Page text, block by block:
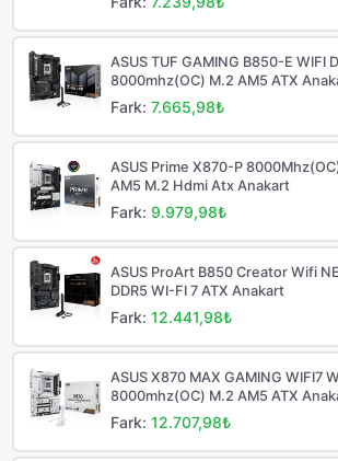
ASUS TUF GAMING B850-E WIFI
8000mhz(OC) M.2 AM5 ATX
Fark:7.665,98₺
ASUS Prime X870-P
AM5 M.2 Hdmi Atx Anakart
Fark: 9.979,98₺
ASUS ProArt B850 Creator Wifi
DDR5 WI-FI 7 ATX Anakart
Fark:12.441,98₺
ASUS X870 MAX GAMING WIFI7
8000mhz(OC) M.2 AM5 ATX
Fark:12.707,98₺